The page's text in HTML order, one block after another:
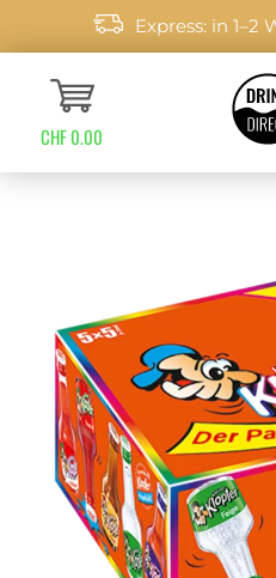
Express: in
CHF 0.00